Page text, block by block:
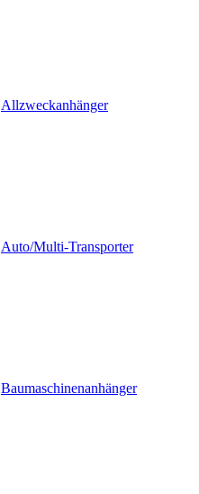
Allzweckanhänger
Auto/Multi-Transporter
Baumaschinenanhänger